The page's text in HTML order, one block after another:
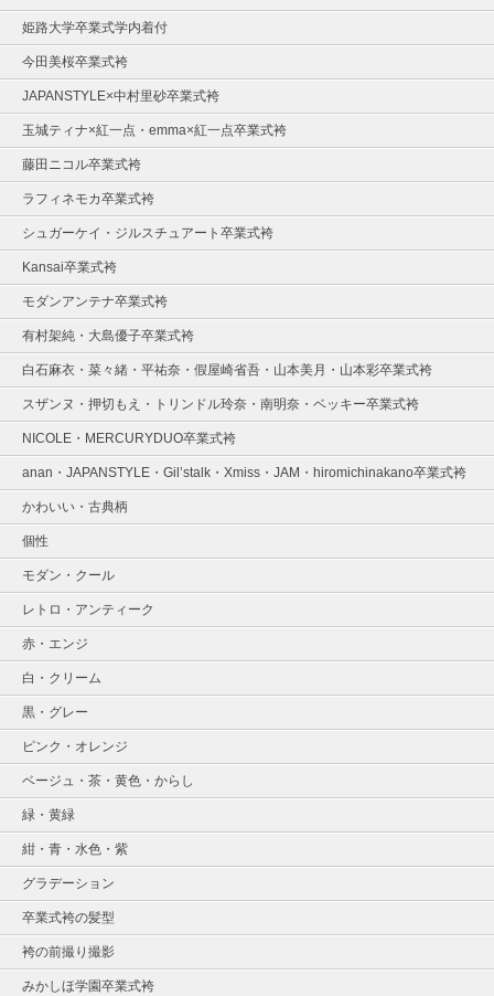
姫路大学卒業式学内着付
今田美桜卒業式袴
JAPANSTYLE×中村里砂卒業式袴
玉城ティナ×紅一点・emma×紅一点卒業式袴
藤田ニコル卒業式袴
ラフィネモカ卒業式袴
シュガーケイ・ジルスチュアート卒業式袴
Kansai卒業式袴
モダンアンテナ卒業式袴
有村架純・大島優子卒業式袴
白石麻衣・菜々緒・平祐奈・假屋崎省吾・山本美月・山本彩卒業式袴
スザンヌ・押切もえ・トリンドル玲奈・南明奈・ベッキー卒業式袴
NICOLE・MERCURYDUO卒業式袴
anan・JAPANSTYLE・Gil’stalk・Xmiss・JAM・hiromichinakano卒業式袴
かわいい・古典柄
個性
モダン・クール
レトロ・アンティーク
赤・エンジ
白・クリーム
黒・グレー
ピンク・オレンジ
ベージュ・茶・黄色・からし
緑・黄緑
紺・青・水色・紫
グラデーション
卒業式袴の髪型
袴の前撮り撮影
みかしほ学園卒業式袴